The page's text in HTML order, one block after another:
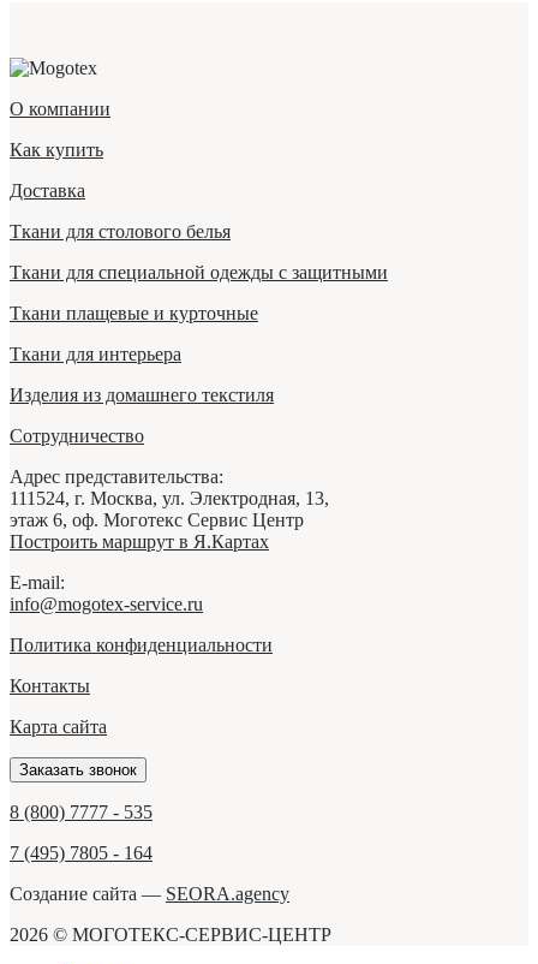
О компании
Как купить
Доставка
Ткани для столового белья
Ткани для специальной одежды с защитными
Ткани плащевые и курточные
Ткани для интерьера
Изделия из домашнего текстиля
Сотрудничество
Адрес представительства:
111524, г. Москва, ул. Электродная, 13,
этаж 6, оф. Моготекс Сервис Центр
Построить маршрут в Я.Картах
E-mail:
info@mogotex-service.ru
Политика конфиденциальности
Контакты
Карта сайта
Заказать звонок
8 (800) 7777 - 535
7 (495) 7805 - 164
Создание сайта — SEORA.agency
2026 © МОГОТЕКС-СЕРВИС-ЦЕНТР